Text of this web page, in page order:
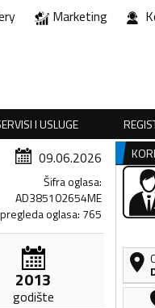
Marketing
I USLUGE
09.06.2026
Šifra oglasa:
AD385102654ME
oglasa: 765
2013
godište